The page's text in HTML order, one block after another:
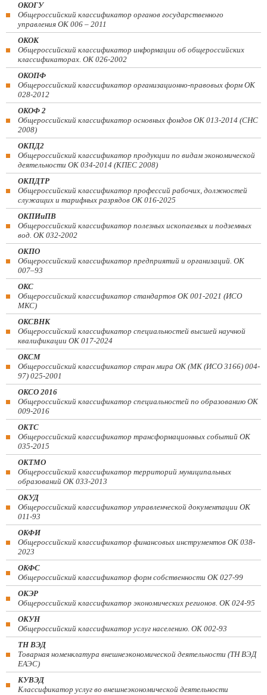
ОКОГУ
Общероссийский классификатор органов государственного
управления ОК 006 – 2011
ОКОК
Общероссийский классификатор информации об общероссийских
классификаторах. ОК 026-2002
ОКОПФ
Общероссийский классификатор организационно-правовых форм ОК
028-2012
ОКОФ 2
Общероссийский классификатор основных фондов ОК 013-2014 (СНС
2008)
ОКПД2
Общероссийский классификатор продукции по видам экономической
деятельности ОК 034-2014 (КПЕС 2008)
ОКПДТР
Общероссийский классификатор профессий рабочих, должностей
служащих и тарифных разрядов ОК 016-2025
ОКПИиПВ
Общероссийский классификатор полезных ископаемых и подземных
вод. ОК 032-2002
ОКПО
Общероссийский классификатор предприятий и организаций. ОК
007–93
ОКС
Общероссийский классификатор стандартов ОК 001-2021 (ИСО
МКС)
ОКСВНК
Общероссийский классификатор специальностей высшей научной
квалификации ОК 017-2024
ОКСМ
Общероссийский классификатор стран мира ОК (МК (ИСО 3166) 004-
97) 025-2001
ОКСО 2016
Общероссийский классификатор специальностей по образованию ОК
009-2016
ОКТС
Общероссийский классификатор трансформационных событий ОК
035-2015
ОКТМО
Общероссийский классификатор территорий муниципальных
образований ОК 033-2013
ОКУД
Общероссийский классификатор управленческой документации ОК
011-93
ОКФИ
Общероссийский классификатор финансовых инструментов OK 038-
2023
ОКФС
Общероссийский классификатор форм собственности ОК 027-99
ОКЭР
Общероссийский классификатор экономических регионов. ОК 024-95
ОКУН
Общероссийский классификатор услуг населению. ОК 002-93
ТН ВЭД
Товарная номенклатура внешнеэкономической деятельности (ТН ВЭД
ЕАЭС)
КУВЭД
Классификатор услуг во внешнеэкономической деятельности